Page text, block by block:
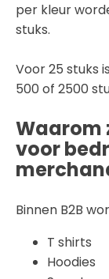
per kleur
stuks.
Voor 25 stuks
500 of 2500
Waarom
voor
Binnen B2B
T shirts
Hoodies